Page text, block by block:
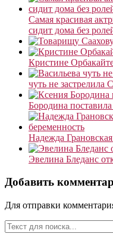
Самая красивая
сидит дома без
Кристине
чуть не застрелила
Бородина
Надежда
Эвелина Бледанс
Добавить
Для отправки